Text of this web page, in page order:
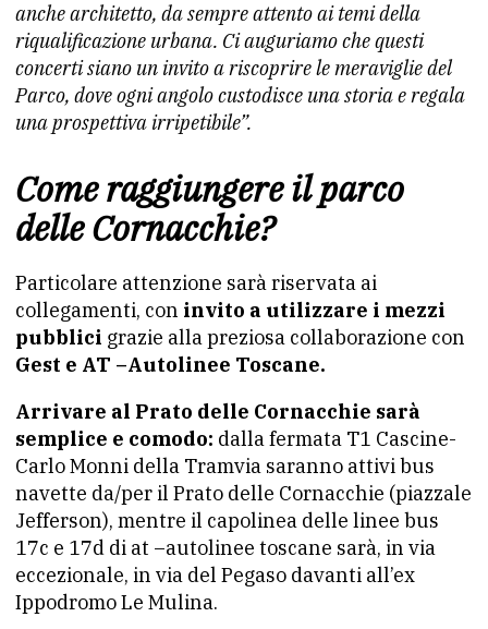
anche architetto, da sempre attento ai temi della
riqualificazione urbana. Ci auguriamo che questi
concerti siano un invito a riscoprire le meraviglie del
Parco, dove ogni angolo custodisce una storia e regala
una prospettiva irripetibile”.
Come raggiungere il parco
delle Cornacchie?
Particolare attenzione sarà riservata ai
collegamenti, con invito a utilizzare i mezzi
pubblici grazie alla preziosa collaborazione con
Gest e AT –Autolinee Toscane.
Arrivare al Prato delle Cornacchie sarà
semplice e comodo: dalla fermata T1 Cascine-
Carlo Monni della Tramvia saranno attivi bus
navette da/per il Prato delle Cornacchie (piazzale
Jefferson), mentre il capolinea delle linee bus
17c e 17d di at –autolinee toscane sarà, in via
eccezionale, in via del Pegaso davanti all’ex
Ippodromo Le Mulina.